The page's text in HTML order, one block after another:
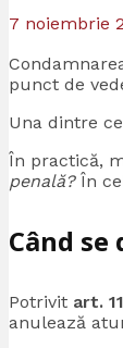
7 noiembrie
punct de
Una dintre
În practică,
penală?În
Când
Potrivit art.
anulează